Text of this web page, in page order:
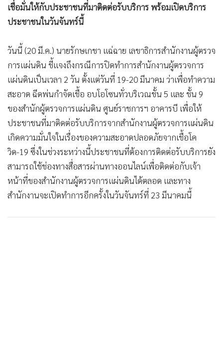
• ชุมชน-คุณภาพชีวิต
• อาชญากรรม
• เกม
• วิทยาศาสตร์
• SMEs
• หุ้น
• อินโดจีน
• กองทุนรวม
•
Celeb Online
Factcheck
ญี่ปุ่น
• News1
เชื่อมั่นให้กับประชาชนที่มาติดต่อรับบริการ พร้อมเปิดบริการ
ประชาชนในวันจันทร์นี้
วันนี้ (20 มี.ค.) นายรักษเกชา แฉ่ฉาย เลขาธิการสำนักงานผู้ตรวจ
การแผ่นดิน ชี้แจงถึงกรณีการปิดทำการสำนักงานผู้ตรวจการ
แผ่นดินเป็นเวลา 2 วัน ตั้งแต่วันที่ 19-20 มีนาคม ว่าเพื่อทำความ
สะอาด ฉีดพ่นกำจัดเชื้อ อบโอโซนทั่วบริเวณชั้น 5 และ ชั้น 9
ของสำนักผู้ตรวจการแผ่นดิน ศูนย์ราชการฯ อาคารบี เพื่อให้
ประชาชนที่มาติดต่อรับบริการจากสำนักงานผู้ตรวจการแผ่นดิน
เกิดความมั่นใจในเรื่องของความสะอาดปลอดภัยจากเชื้อโค
วิด-19 ซึ่งในช่วงระหว่างนี้ประชาชนที่ต้องการติดต่อรับบริการยัง
สามารถใช้ช่องทางสื่อสารผ่านทางออนไลน์เพื่อติดต่อกับเจ้า
หน้าที่ของสำนักงานผู้ตรวจการแผ่นดินได้ตลอด และทาง
สำนักงานจะเปิดทำการอีกครั้งในวันจันทร์ที่ 23 มีนาคมนี้